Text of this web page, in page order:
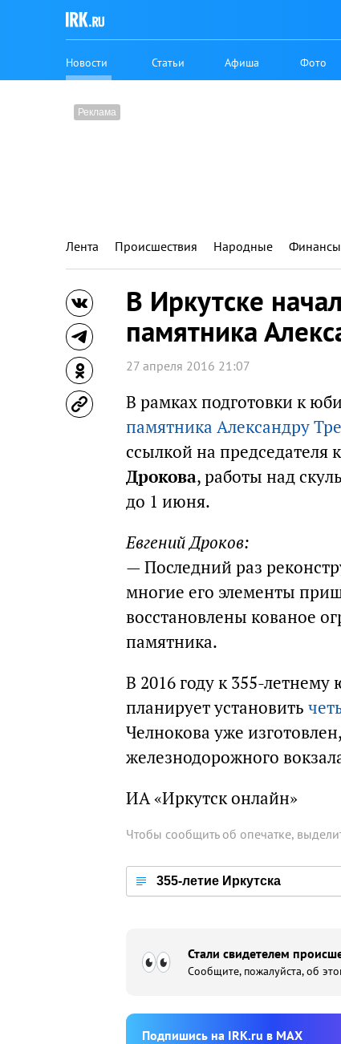
Новости Статьи Афиша Фото
Лента Происшествия Народные Финансы
В Иркутске
памятника
27 апреля 2016 21:07
В рамках подготовки к
памятника Александру
ссылкой на председателя
Дрокова, работы над
до 1 июня.
Евгений Дроков:
— Последний раз
многие его элементы
восстановлены кованое
памятника.
В 2016 году к 355-
планирует установить
Челнокова уже
железнодорожного
ИА «Иркутск онлайн»
Чтобы сообщить об опечатке,
355-летие Иркутска
Стали свидетелем
Сообщите, пожалуйста, об
Подпишиcь на IRK.ru в MAX